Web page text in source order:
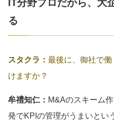
IT分野プロだから、大
る
スタクラ： 最後に、御社で
けますか？
牟禮知仁： M&Aのスキーム
発でKPIの管理がうまいとい